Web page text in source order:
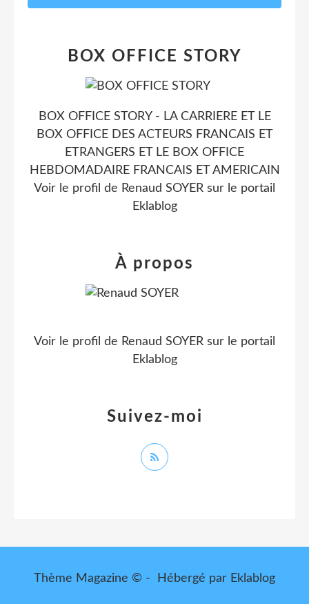
BOX OFFICE STORY
BOX OFFICE STORY - LA CARRIERE ET LE
BOX OFFICE DES ACTEURS FRANCAIS ET
ETRANGERS ET LE BOX OFFICE
HEBDOMADAIRE FRANCAIS ET AMERICAIN
Voir le profil de Renaud SOYER sur le portail
Eklablog
Suivez-moi
À propos
Voir le profil de Renaud SOYER sur le portail
Eklablog
Thème Magazine © - Hébergé par Eklablog